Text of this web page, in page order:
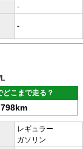
-
-
どこまで走る？
798km
レギュラー
ガソリン